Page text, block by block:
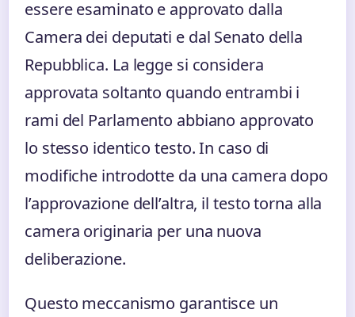
essere esaminato e approvato dalla
Camera dei deputati e dal Senato della
Repubblica. La legge si considera
approvata soltanto quando entrambi i
rami del Parlamento abbiano approvato
lo stesso identico testo. In caso di
modifiche introdotte da una camera dopo
l’approvazione dell’altra, il testo torna alla
camera originaria per una nuova
deliberazione.
Questo meccanismo garantisce un